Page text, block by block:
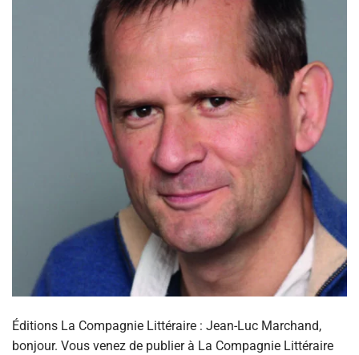
Éditions La Compagnie Littéraire : Jean-Luc Marchand,
bonjour. Vous venez de publier à La Compagnie Littéraire